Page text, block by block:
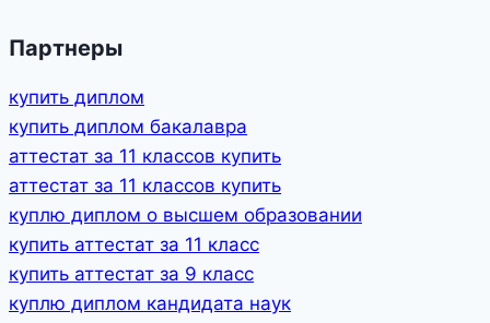
Партнеры
купить диплом
купить диплом бакалавра
аттестат за 11 классов купить
аттестат за 11 классов купить
куплю диплом о высшем образовании
купить аттестат за 11 класс
купить аттестат за 9 класс
куплю диплом кандидата наук